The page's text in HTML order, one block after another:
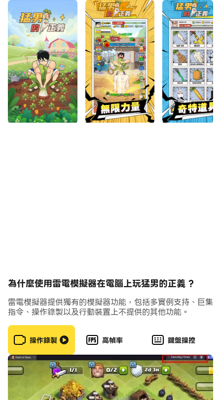
這是一款以「拔蘿蔔為主要玩法」魔性休閒遊戲！玩法融合
了放置掛機和經營。在遊戲裡，你需要不斷點擊螢幕，幫助
猛男拔出土地裡的蘿蔔，並獲得經驗值和豐富的獎勵。有趣
的玩法，獨特離奇的主題，充分發揮你的想像和創造力來解
決這些困難。
遊戲特色
1.獨特離奇的玩法主題，融合種植與經營管理元素。
2.趣味多多的日常任務，挑戰多種技能體系與玩法。
3.豐富多元的社交玩法，比賽、互助等魔性小遊戲
為什麼使用雷電模擬器在電腦上玩猛男的正義 ?
雷電模擬器提供獨有的模擬器功能，包括多實例支持、巨集
指令、操作錄製以及行動裝置上不提供的其他功能。
操作錄製 高幀率 鍵盤操控